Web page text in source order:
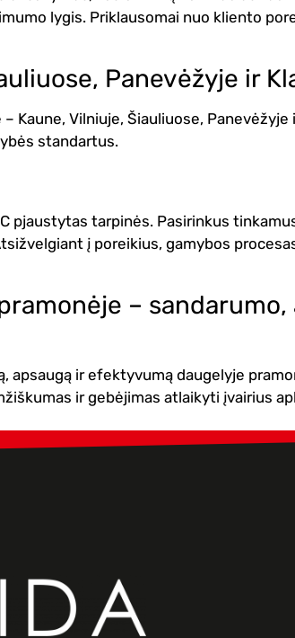
lygis. Priklausomai nuo kliento
Panevėžyje ir
Kaune, Vilniuje, Šiauliuose,
standartus.
pjaustytas tarpinės. Pasirinkus
į poreikius, gamybos
–
apsaugą ir efektyvumą daugelyje
ir gebėjimas atlaikyti įvairius